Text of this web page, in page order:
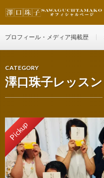
プロフィール・メディア掲載歴
CATEGORY
澤口珠子レッスン
Pickup